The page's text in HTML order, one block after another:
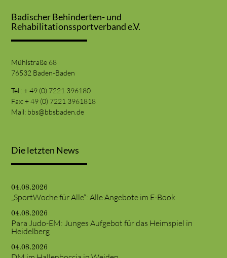
Badischer Behinderten- und
Rehabilitationssportverband e.V.
Mühlstraße 68
76532 Baden-Baden
Tel.: + 49 (0) 7221 396180
Fax: + 49 (0) 7221 3961818
Mail: bbs@bbsbaden.de
Die letzten News
04.08.2026
„SportWoche für Alle“: Alle Angebote im E-Book
04.08.2026
Para Judo-EM: Junges Aufgebot für das Heimspiel in
Heidelberg
04.08.2026